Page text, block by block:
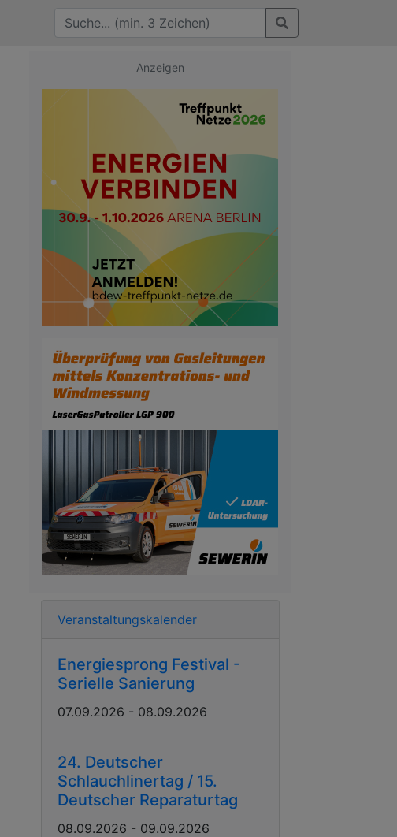
Anzeigen
Veranstaltungskalender
Energiesprong Festival -
Serielle Sanierung
07.09.2026 - 08.09.2026
24. Deutscher
Schlauchlinertag / 15.
Deutscher Reparaturtag
08.09.2026 - 09.09.2026